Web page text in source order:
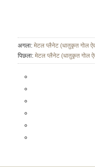
अगला: मेटल प्लैनेट (धातुकृत गोल
पिछला: मेटल प्लैनेट (धातुकृत गोल